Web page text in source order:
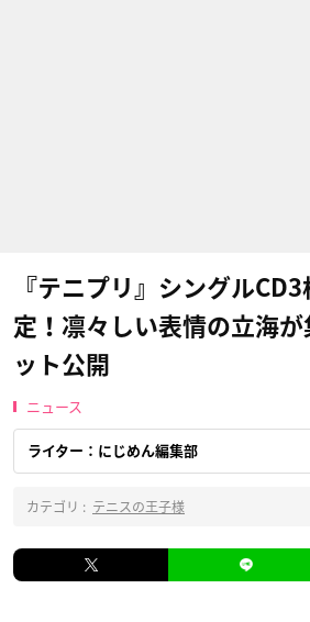
『テニプリ』シングル
定！凛々しい表情の立海
ット公開
ニュース
ライター：にじめん編集部
カテゴリ : テニスの王子様